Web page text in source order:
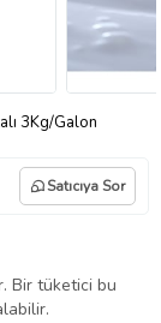
3Kg/Galon
Satıcıya Sor
Bir tüketici bu